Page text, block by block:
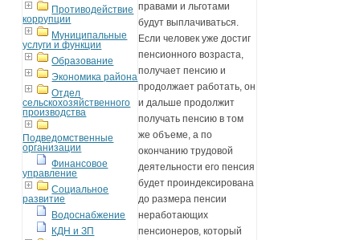
Противодействие
коррупции
Муниципальные
услуги и функции
Образование
Экономика района
Отдел
сельскохозяйственного
производства
Подведомственные
организации
Финансовое
управление
Социальное
развитие
Водоснабжение
КДН и ЗП
правами и льготами
будут выплачиваться.
Если человек уже достиг
пенсионного возраста,
получает пенсию и
продолжает работать, он
и дальше продолжит
получать пенсию в том
же объеме, а по
окончанию трудовой
деятельности его пенсия
будет проиндексирована
до размера пенсии
неработающих
пенсионеров, который